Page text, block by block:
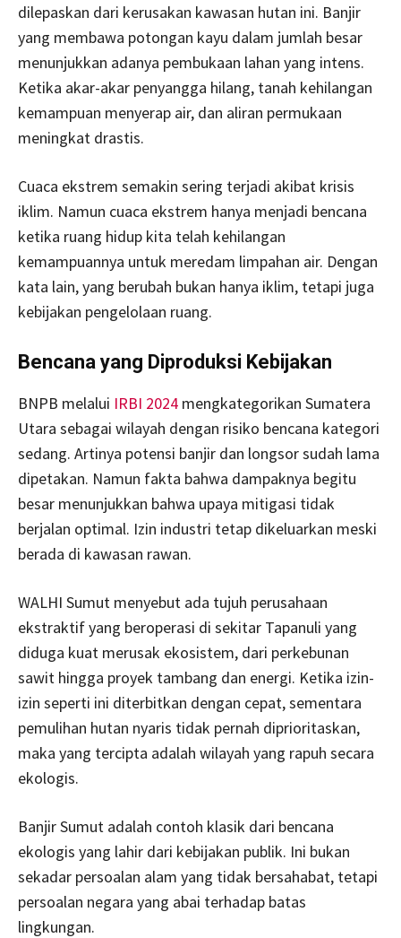
dilepaskan dari kerusakan kawasan hutan ini. Banjir
yang membawa potongan kayu dalam jumlah besar
menunjukkan adanya pembukaan lahan yang intens.
Ketika akar-akar penyangga hilang, tanah kehilangan
kemampuan menyerap air, dan aliran permukaan
meningkat drastis.
Cuaca ekstrem semakin sering terjadi akibat krisis
iklim. Namun cuaca ekstrem hanya menjadi bencana
ketika ruang hidup kita telah kehilangan
kemampuannya untuk meredam limpahan air. Dengan
kata lain, yang berubah bukan hanya iklim, tetapi juga
kebijakan pengelolaan ruang.
Bencana yang Diproduksi Kebijakan
BNPB melalui IRBI 2024 mengkategorikan Sumatera
Utara sebagai wilayah dengan risiko bencana kategori
sedang. Artinya potensi banjir dan longsor sudah lama
dipetakan. Namun fakta bahwa dampaknya begitu
besar menunjukkan bahwa upaya mitigasi tidak
berjalan optimal. Izin industri tetap dikeluarkan meski
berada di kawasan rawan.
WALHI Sumut menyebut ada tujuh perusahaan
ekstraktif yang beroperasi di sekitar Tapanuli yang
diduga kuat merusak ekosistem, dari perkebunan
sawit hingga proyek tambang dan energi. Ketika izin-
izin seperti ini diterbitkan dengan cepat, sementara
pemulihan hutan nyaris tidak pernah diprioritaskan,
maka yang tercipta adalah wilayah yang rapuh secara
ekologis.
Banjir Sumut adalah contoh klasik dari bencana
ekologis yang lahir dari kebijakan publik. Ini bukan
sekadar persoalan alam yang tidak bersahabat, tetapi
persoalan negara yang abai terhadap batas
lingkungan.